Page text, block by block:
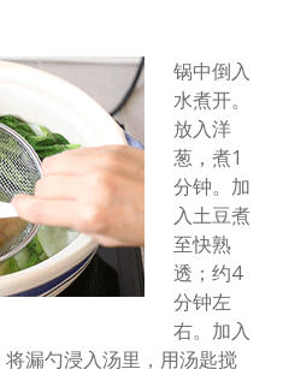
锅中倒入
水煮开。
放入洋
葱，煮1
分钟。加
入土豆煮
至快熟
透；约4
分钟左
右。加入
漏勺浸入汤里，用汤匙搅